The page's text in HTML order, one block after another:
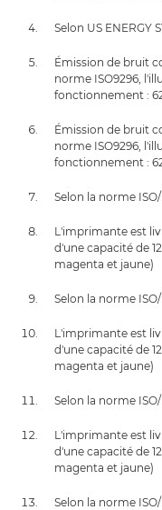
Selon US ENERGY
Émission de bruit
norme ISO9296,
fonctionnement :
Émission de bruit
norme ISO9296,
fonctionnement :
Selon la norme ISO/
L'imprimante est
d'une capacité de
magenta et jaune)
Selon la norme ISO/
L'imprimante est
d'une capacité de
magenta et jaune)
Selon la norme ISO/
L'imprimante est
d'une capacité de
magenta et jaune)
Selon la norme ISO/